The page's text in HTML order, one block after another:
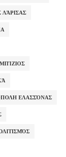
ΛΆΡΙΣΑΣ
ΕΛΑΣΣΌΝΑΣ